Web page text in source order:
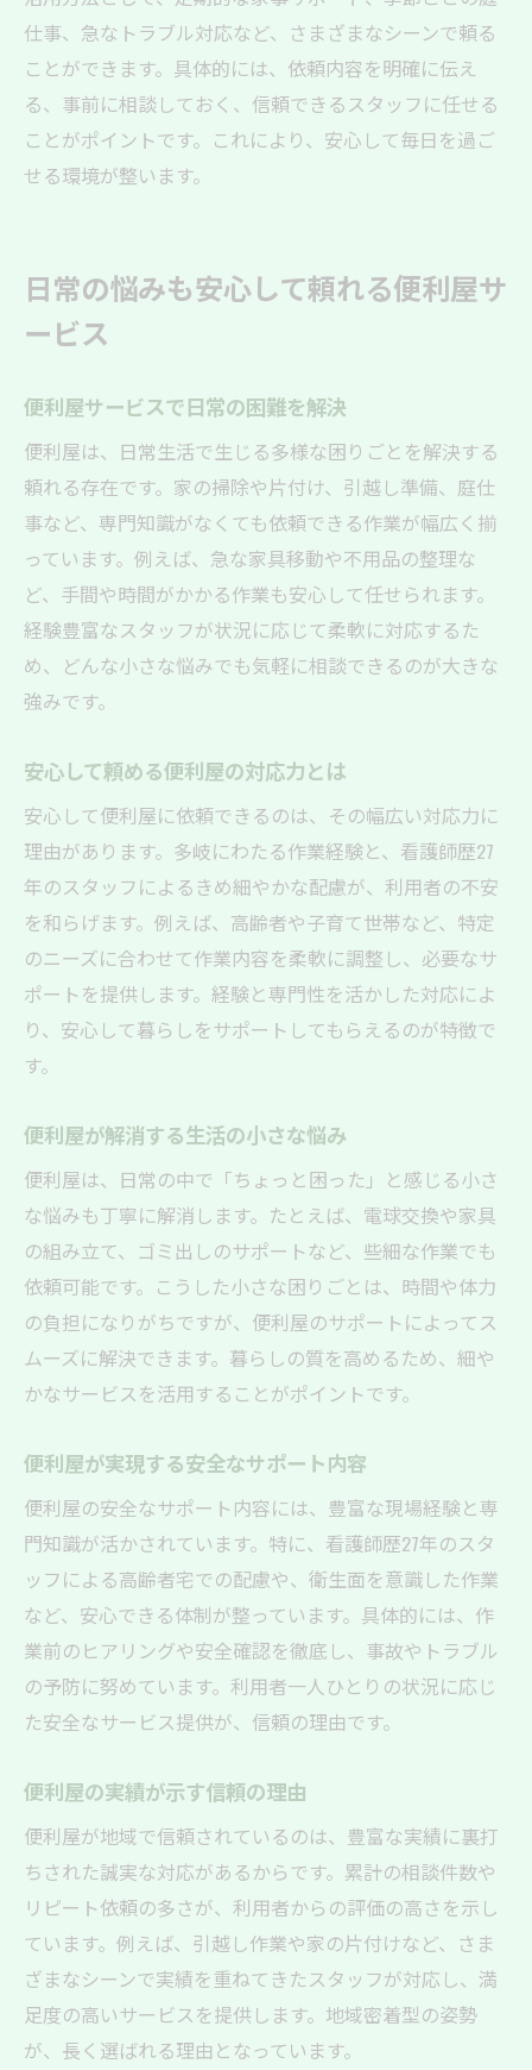
仕事、急なトラブル対応など、さまざまなシーンで頼る
ことができます。具体的には、依頼内容を明確に伝え
る、事前に相談しておく、信頼できるスタッフに任せる
ことがポイントです。これにより、安心して毎日を過ご
せる環境が整います。
日常の悩みも安心して頼れる便利屋サ
ービス
便利屋サービスで日常の困難を解決
便利屋は、日常生活で生じる多様な困りごとを解決する
頼れる存在です。家の掃除や片付け、引越し準備、庭仕
事など、専門知識がなくても依頼できる作業が幅広く揃
っています。例えば、急な家具移動や不用品の整理な
ど、手間や時間がかかる作業も安心して任せられます。
経験豊富なスタッフが状況に応じて柔軟に対応するた
め、どんな小さな悩みでも気軽に相談できるのが大きな
強みです。
安心して頼める便利屋の対応力とは
安心して便利屋に依頼できるのは、その幅広い対応力に
理由があります。多岐にわたる作業経験と、看護師歴27
年のスタッフによるきめ細やかな配慮が、利用者の不安
を和らげます。例えば、高齢者や子育て世帯など、特定
のニーズに合わせて作業内容を柔軟に調整し、必要なサ
ポートを提供します。経験と専門性を活かした対応によ
り、安心して暮らしをサポートしてもらえるのが特徴で
す。
便利屋が解消する生活の小さな悩み
便利屋は、日常の中で「ちょっと困った」と感じる小さ
な悩みも丁寧に解消します。たとえば、電球交換や家具
の組み立て、ゴミ出しのサポートなど、些細な作業でも
依頼可能です。こうした小さな困りごとは、時間や体力
の負担になりがちですが、便利屋のサポートによってス
ムーズに解決できます。暮らしの質を高めるため、細や
かなサービスを活用することがポイントです。
便利屋が実現する安全なサポート内容
便利屋の安全なサポート内容には、豊富な現場経験と専
門知識が活かされています。特に、看護師歴27年のスタ
ッフによる高齢者宅での配慮や、衛生面を意識した作業
など、安心できる体制が整っています。具体的には、作
業前のヒアリングや安全確認を徹底し、事故やトラブル
の予防に努めています。利用者一人ひとりの状況に応じ
た安全なサービス提供が、信頼の理由です。
便利屋の実績が示す信頼の理由
便利屋が地域で信頼されているのは、豊富な実績に裏打
ちされた誠実な対応があるからです。累計の相談件数や
リピート依頼の多さが、利用者からの評価の高さを示し
ています。例えば、引越し作業や家の片付けなど、さま
ざまなシーンで実績を重ねてきたスタッフが対応し、満
足度の高いサービスを提供します。地域密着型の姿勢
が、長く選ばれる理由となっています。